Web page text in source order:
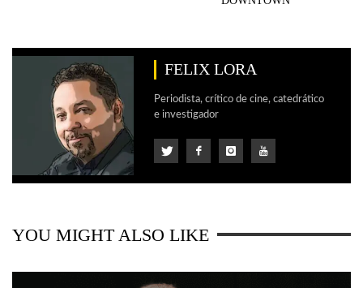
FELIX LORA
Periodista, crítico de cine, catedrático
e investigador
YOU MIGHT ALSO LIKE